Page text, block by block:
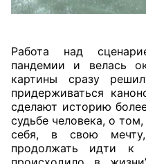
Работа над
пандемии и велась
картины сразу
придерживаться
сделают историю
судьбе человека, о
себя, в свою
продолжать идти